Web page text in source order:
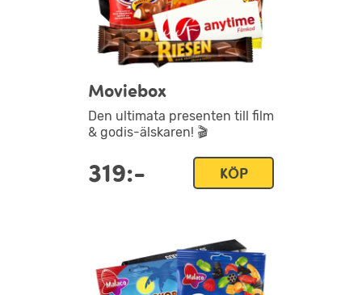
Moviebox
Den ultimata presenten till film
& godis-älskaren! 🎬
319:- KÖP